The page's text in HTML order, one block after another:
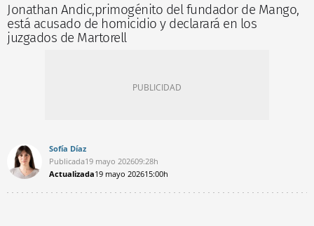
Jonathan Andic,primogénito del fundador de Mango,
está acusado de homicidio y declarará en los
juzgados de Martorell
Sofía Díaz
Publicada19 mayo 202609:28h
Actualizada19 mayo 202615:00h